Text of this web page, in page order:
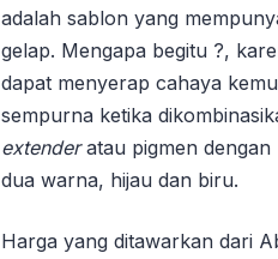
adalah sablon yang
gelap. Mengapa begitu ?,
dapat menyerap cahaya
sempurna ketika
extenderatau pigmen dengan
dua warna, hijau dan biru.
Harga yang ditawarkan dari